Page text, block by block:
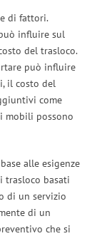
di fattori.
influire sul
del trasloco.
può influire
il costo del
come
mobili possono
alle esigenze
trasloco basati
di un servizio
di un
che si